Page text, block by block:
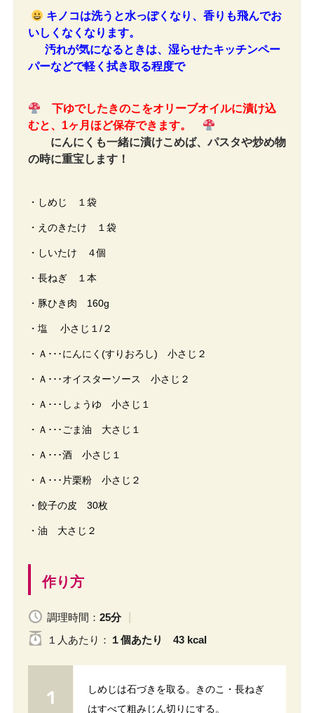
キノコは洗うと水っぽくなり、香りも飛んでお
いしくなくなります。
汚れが気になるときは、 湿らせたキッチンペー
パーなどで軽く拭き取る程度で
下ゆでしたきのこをオリーブオイルに漬け込
むと、1ヶ月ほど保存できます。
にんにくも一緒に漬けこめば、パスタや炒め物
の時に重宝します ！
・しめじ １袋
・えのきたけ １袋
・しいたけ ４個
・長ねぎ １本
・豚ひき肉 160g
・塩 小さじ１/２
・Ａ･･･にんにく(すりおろし) 小さじ２
・Ａ･･･オイスターソース 小さじ２
・Ａ･･･しょうゆ 小さじ１
・Ａ･･･ごま油 大さじ１
・Ａ･･･酒 小さじ１
・Ａ･･･片栗粉 小さじ２
・餃子の皮 30枚
・油 大さじ２
作り方
調理時間： 25分
１人 あたり ： １個あたり 43 kcal
しめじは石づきを取る。きのこ・長ねぎ
はすべて粗みじん切りにする。